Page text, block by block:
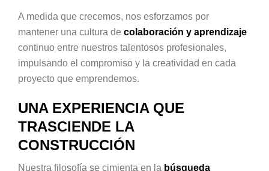
A medida que crecemos, nos esforzamos por
mantener una cultura de colaboración y aprendizaje
continuo entre nuestros talentosos profesionales,
impulsando el compromiso y la creatividad en cada
proyecto que emprendemos.
UNA EXPERIENCIA QUE
TRASCIENDE LA
CONSTRUCCIÓN
Nuestra filosofía se cimienta en la búsqueda